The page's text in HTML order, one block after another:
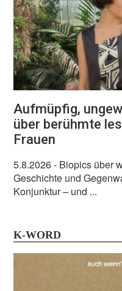
Aufmüpfig,
über berühmte
Frauen
5.8.2026- Biopics über
Geschichte und
Konjunktur – und ...
K-WORD